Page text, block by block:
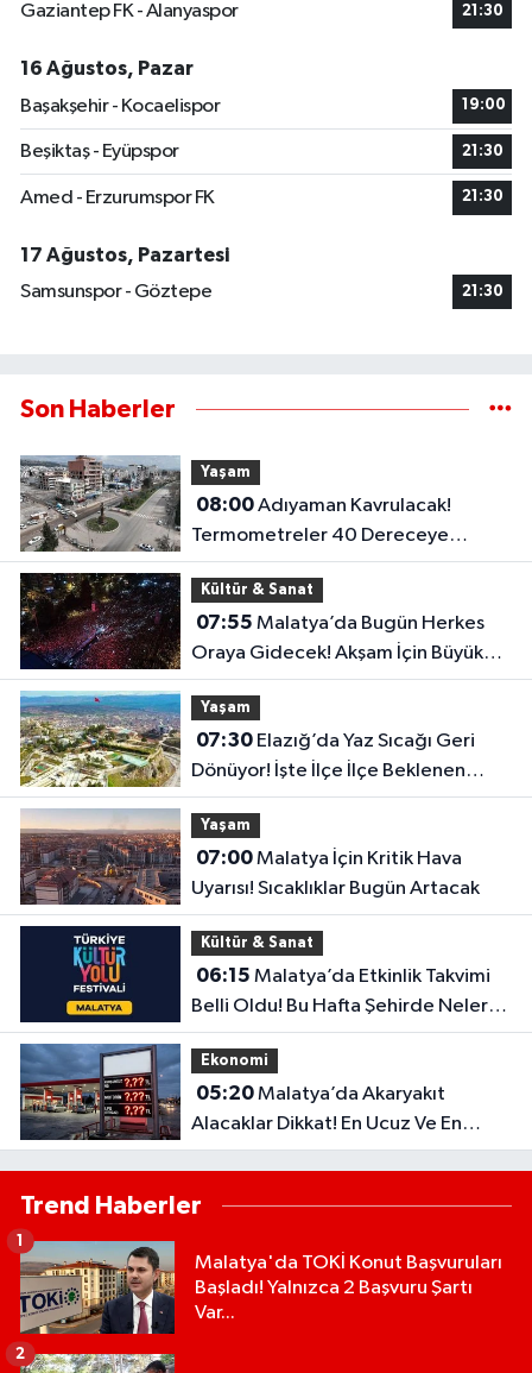
Gaziantep FK - Alanyaspor 21:30
16 Ağustos, Pazar
Başakşehir - Kocaelispor
19:00
Beşiktaş - Eyüpspor 21:30
Amed - Erzurumspor FK 21:30
17 Ağustos, Pazartesi
Samsunspor - Göztepe
21:30
Son Haberler
Yaşam
08:00Adıyaman Kavrulacak!
Termometreler 40 Dereceye
Dayanacak
Kültür & Sanat
07:55
Oraya Gidecek! Akşam İçin Büyük
Sürpriz Hazır
Yaşam
07:30Elazığ’da Yaz Sıcağı Geri
Dönüyor! İşte İlçe İlçe Beklenen
Sıcaklıklar
Yaşam
07:00Malatya İçin Kritik Hava
Uyarısı! Sıcaklıklar Bugün Artacak
Kültür & Sanat
06:15
Belli Oldu! Bu Hafta Şehirde Neler
Olacak?
Ekonomi
05:20Malatya’da Akaryakıt
Alacaklar Dikkat! En Ucuz Ve En
Pahalı İlçe Belli Oldu
Trend Haberler
Malatya'da TOKİ Konut Başvuruları
Başladı! Yalnızca 2 Başvuru Şartı
Var...
1
2